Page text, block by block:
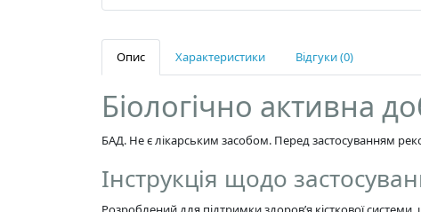
Опис Характеристики Відгуки (0)
Біологічно активна
БАД. Не є лікарським засобом. Перед застосуванням
Інструкція щодо